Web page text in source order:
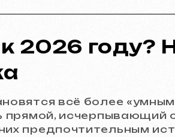
2026 году?
всё более
прямой, исчерпывающий
предпочтительным